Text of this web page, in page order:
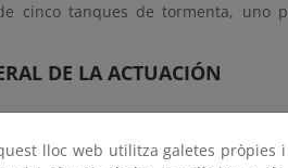
cinco tanques de tormenta, uno
DE LA ACTUACIÓN
lloc web utilitza galetes pròpies